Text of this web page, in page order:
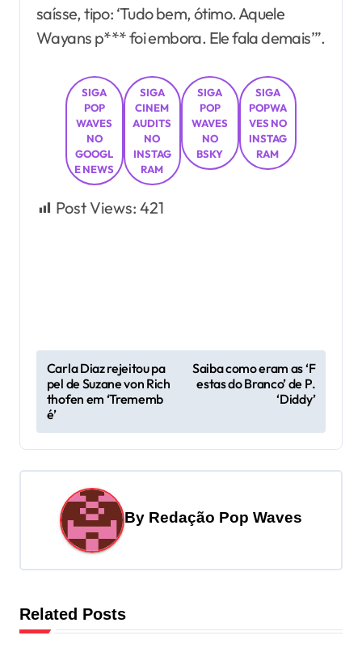
saísse, tipo: ‘Tudo bem, ótimo. Aquele
Wayans p*** foi embora. Ele fala demais’”.
SIGA
POP
WAVES
NO
GOOGL
E NEWS
SIGA
CINEM
AUDITS
NO
INSTAG
RAM
SIGA
POP
WAVES
NO
BSKY
SIGA
POPWA
VES NO
INSTAG
RAM
Post Views: 421
P
o
n
g
a
t
Carla Diaz rejeitou pa
pel de Suzane von Rich
thofen em ‘Trememb
é’
Saiba como eram as ‘F
estas do Branco’ de P.
‘Diddy’
By Redação Pop Waves
Related Posts